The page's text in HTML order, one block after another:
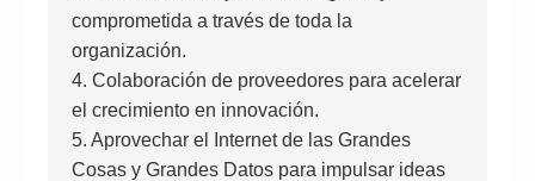
comprometida a través de toda la
organización.
4. Colaboración de proveedores para acelerar
el crecimiento en innovación.
5. Aprovechar el Internet de las Grandes
Cosas y Grandes Datos para impulsar ideas